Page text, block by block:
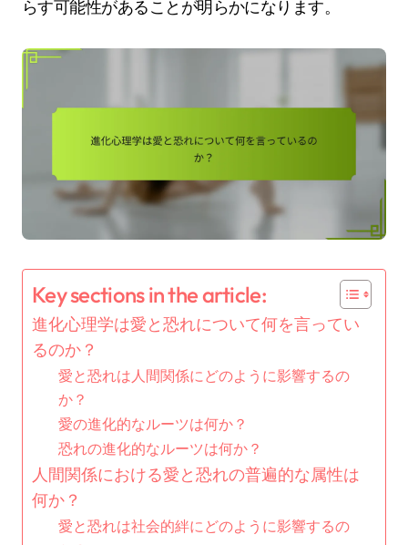
らす可能性があることが明らかになります。
Key sections in the article:
進化心理学は愛と恐れについて何を言ってい
るのか？
愛と恐れは人間関係にどのように影響するの
か？
愛の進化的なルーツは何か？
恐れの進化的なルーツは何か？
人間関係における愛と恐れの普遍的な属性は
何か？
愛と恐れは社会的絆にどのように影響するの